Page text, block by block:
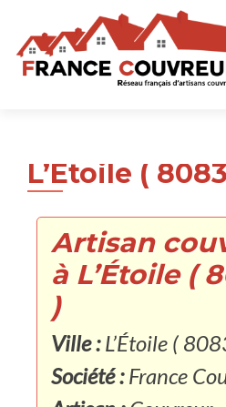
L’Étoile (
Artisan
à L’Étoile (
)
Ville :L’Étoile (
Société :France